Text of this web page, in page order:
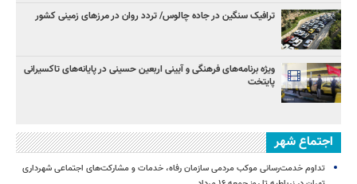
ترافیک سنگین در جاده چالوس/ تردد روان در مرزهای زمینی کشور
ویژه برنامه‌های فرهنگی و آیینی اربعین حسینی در پایانه‌های تاکسیرانی
پایتخت
اجتماع شهر
تداوم خدمت‌رسانی موکب مردمی سازمان رفاه، خدمات و مشارکت‌های اجتماعی شهرداری